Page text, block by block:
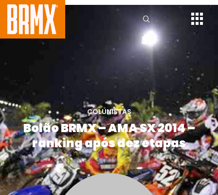
COLUNISTAS
Bolão BRMX – AMA SX 2014 –
ranking após dez etapas